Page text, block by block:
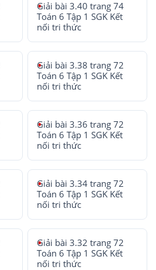
Giải bài 3.40 trang 74
Toán 6 Tập 1 SGK Kết
nối tri thức
Giải bài 3.38 trang 72
Toán 6 Tập 1 SGK Kết
nối tri thức
Giải bài 3.36 trang 72
Toán 6 Tập 1 SGK Kết
nối tri thức
Giải bài 3.34 trang 72
Toán 6 Tập 1 SGK Kết
nối tri thức
Giải bài 3.32 trang 72
Toán 6 Tập 1 SGK Kết
nối tri thức